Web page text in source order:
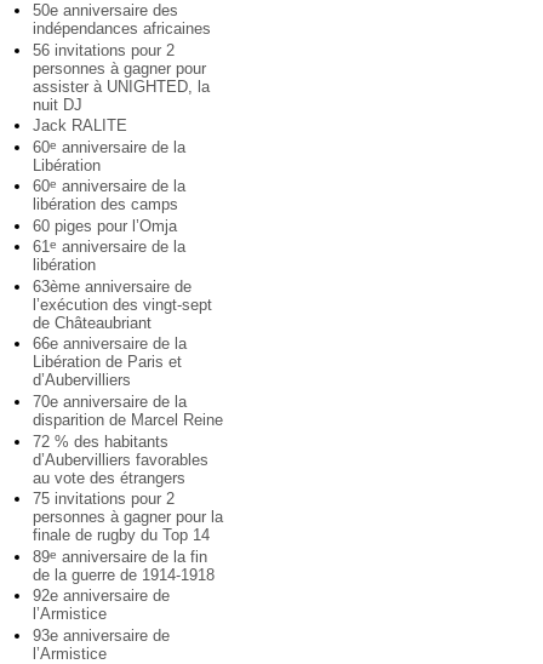
50e anniversaire des
indépendances africaines
56 invitations pour 2
personnes à gagner pour
assister à UNIGHTED, la
nuit DJ
Jack RALITE
60e anniversaire de la
Libération
60e anniversaire de la
libération des camps
60 piges pour l’Omja
61e anniversaire de la
libération
63ème anniversaire de
l’exécution des vingt-sept
de Châteaubriant
66e anniversaire de la
Libération de Paris et
d’Aubervilliers
70e anniversaire de la
disparition de Marcel Reine
72 % des habitants
d’Aubervilliers favorables
au vote des étrangers
75 invitations pour 2
personnes à gagner pour la
finale de rugby du Top 14
89e anniversaire de la fin
de la guerre de 1914-1918
92e anniversaire de
l’Armistice
93e anniversaire de
l’Armistice